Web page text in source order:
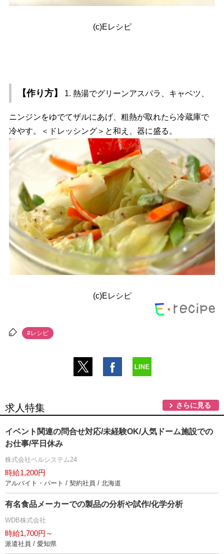
(c)Eレシピ
【作り方】 1. 熱湯でグリーンアスパラ、キャベツ、
ニンジンをゆでてザルにあげ、粗熱が取れたら冷蔵庫で
冷やす。＜ドレッシング＞と和え、器に盛る。
(c)Eレシピ
#レシピ
求人特集 さらに見る
イベント関連の問合せ対応/未経験OK/人気ドーム施設での
お仕事/平日休み
株式会社ベルシステム24
時給1,200円
アルバイト・パート / 契約社員 / 北海道
有名食品メーカーでの製品の分析や試作/化学分析
WDB株式会社
時給1,700円～
派遣社員 / 愛知県